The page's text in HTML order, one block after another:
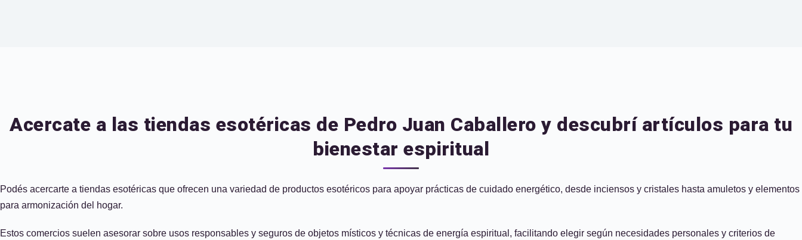
Acercate a las tiendas esotéricas de Pedro Juan Caballero y descubrí artículos para tu
bienestar espiritual
Podés acercarte a tiendas esotéricas que ofrecen una variedad de productos esotéricos para apoyar prácticas de cuidado energético, desde inciensos y cristales hasta amuletos y elementos
para armonización del hogar.
Estos comercios suelen asesorar sobre usos responsables y seguros de objetos místicos y técnicas de energía espiritual, facilitando elegir según necesidades personales y criterios de